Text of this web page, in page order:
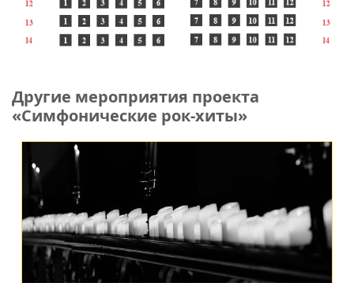
Другие мероприятия проекта
«Симфонические рок-хиты»